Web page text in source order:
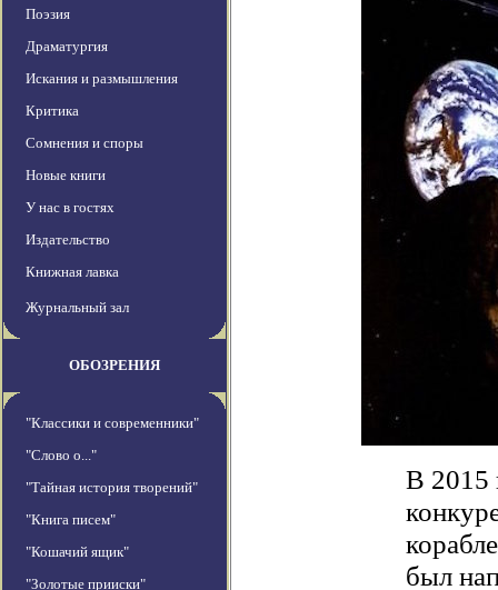
Поэзия
Драматургия
Искания и размышления
Критика
Сомнения и споры
Новые книги
У нас в гостях
Издательство
Книжная лавка
Журнальный зал
ОБОЗРЕНИЯ
"Классики и современники"
"Слово о..."
"Тайная история творений"
"Книга писем"
"Кошачий ящик"
"Золотые прииски"
В 2015
был